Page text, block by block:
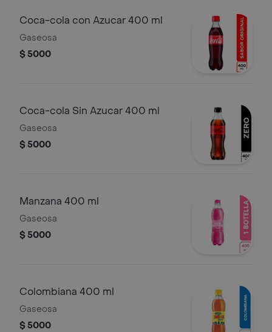
Coca-cola con Azucar 400 ml
Gaseosa
$ 5000
Coca-cola Sin Azucar 400 ml
Gaseosa
$ 5000
Manzana 400 ml
Gaseosa
$ 5000
Colombiana 400 ml
Gaseosa
$ 5000